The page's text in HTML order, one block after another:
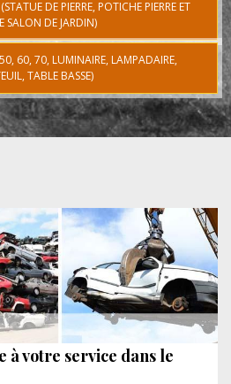
DE PIERRE, POTICHE PIERRE ET
SALON DE JARDIN)
60, 70, LUMINAIRE, LAMPADAIRE,
TABLE BASSE)
à votre service dans le